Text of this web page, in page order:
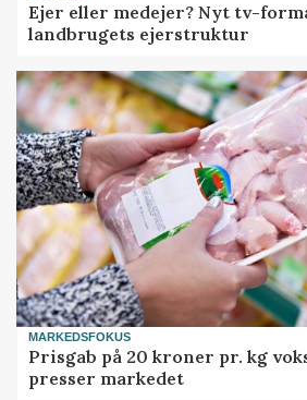
Ejer eller medejer? Nyt tv-
landbrugets ejerstruktur
MARKEDSFOKUS
Prisgab på 20 kroner pr. kg
presser markedet